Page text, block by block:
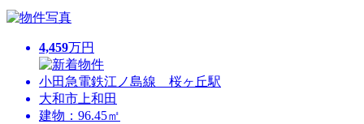
4,459万円
小田急電鉄江ノ島線 桜ヶ丘駅
大和市上和田
建物：96.45㎡